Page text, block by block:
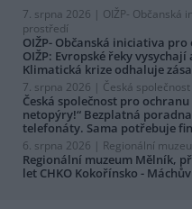
7. srpna 2026 | OIŽP- Občanská
prostředí
OIŽP- Občanská iniciativa
OIŽP: Evropské řeky
Klimatická krize odhaluje
7. srpna 2026 | Česká
Česká společnost pro
netopýry!“ Bezplatná poradna
telefonáty. Sama potřebuje
6. srpna 2026 | Regionální
Regionální muzeum Mělník,
let CHKO Kokořínsko -